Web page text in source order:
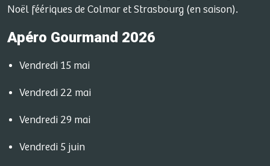
Noël féériques de Colmar et Strasbourg (en saison).
Apéro Gourmand 2026
Vendredi 15 mai
Vendredi 22 mai
Vendredi 29 mai
Vendredi 5 juin